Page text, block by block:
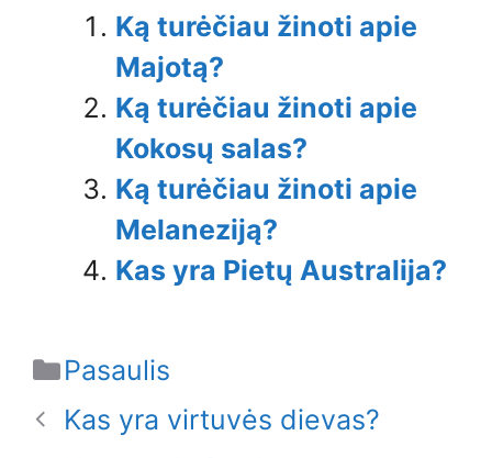
Ką turėčiau žinoti apie
Majotą?
Ką turėčiau žinoti apie
Kokosų salas?
Ką turėčiau žinoti apie
Melaneziją?
Kas yra Pietų Australija?
Categories
Pasaulis
Kas yra virtuvės dievas?